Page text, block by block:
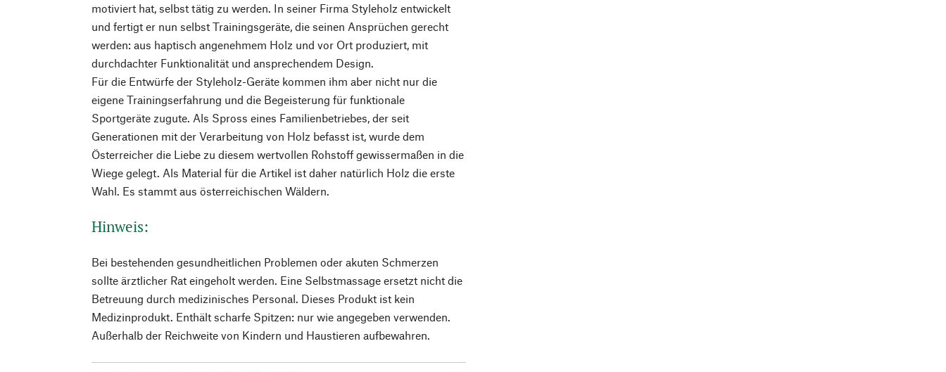
motiviert hat, selbst tätig zu werden. In seiner Firma Styleholz entwickelt
und fertigt er nun selbst Trainingsgeräte, die seinen Ansprüchen gerecht
werden: aus haptisch angenehmem Holz und vor Ort produziert, mit
durchdachter Funktionalität und ansprechendem Design.
Für die Entwürfe der Styleholz-Geräte kommen ihm aber nicht nur die
eigene Trainingserfahrung und die Begeisterung für funktionale
Sportgeräte zugute. Als Spross eines Familienbetriebes, der seit
Generationen mit der Verarbeitung von Holz befasst ist, wurde dem
Österreicher die Liebe zu diesem wertvollen Rohstoff gewissermaßen in die
Wiege gelegt. Als Material für die Artikel ist daher natürlich Holz die erste
Wahl. Es stammt aus österreichischen Wäldern.
Hinweis:
Bei bestehenden gesundheitlichen Problemen oder akuten Schmerzen
sollte ärztlicher Rat eingeholt werden. Eine Selbstmassage ersetzt nicht die
Betreuung durch medizinisches Personal. Dieses Produkt ist kein
Medizinprodukt. Enthält scharfe Spitzen: nur wie angegeben verwenden.
Außerhalb der Reichweite von Kindern und Haustieren aufbewahren.